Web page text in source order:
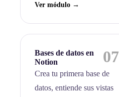
Ver módulo →
Bases de datos en
Notion
07
Crea tu primera base de
datos, entiende sus vistas